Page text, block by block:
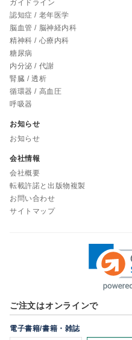
ガイドライン
認知症 / 老年医学
脳血管 / 脳神経内科
精神科 / 心療内科
糖尿病
内分泌 / 代謝
腎臓 / 透析
循環器 / 高血圧
呼吸器
お知らせ
お知らせ
会社情報
会社概要
転載許諾と出版物複製
お問い合わせ
サイトマップ
ご注文はオンラインで
電子書籍/書籍・雑誌